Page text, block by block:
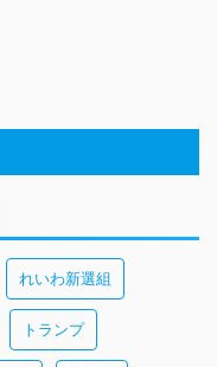
れいわ新選組
トランプ